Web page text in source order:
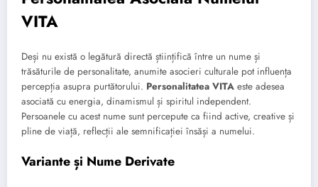
VITA
Deși nu există o legătură directă științifică între un nume și
trăsăturile de personalitate, anumite asocieri culturale pot influența
percepția asupra purtătorului. Personalitatea VITA este adesea
asociată cu energia, dinamismul și spiritul independent.
Persoanele cu acest nume sunt percepute ca fiind active, creative și
pline de viață, reflecții ale semnificației însăși a numelui.
Variante și Nume Derivate